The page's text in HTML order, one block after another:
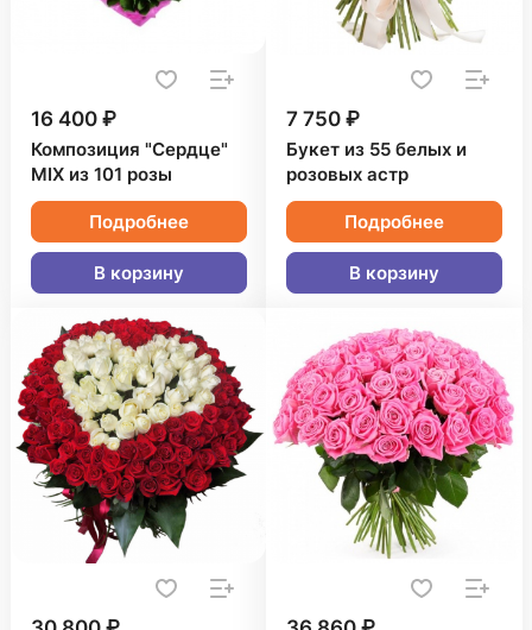
16 400 ₽
Композиция "Сердце"
MIX из 101 розы
Подробнее
В корзину
7 750 ₽
Букет из 55 белых и
розовых астр
Подробнее
В корзину